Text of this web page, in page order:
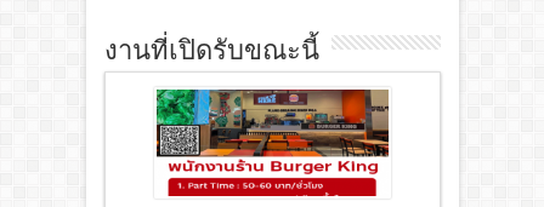
งานที่เปิดรับขณะนี้